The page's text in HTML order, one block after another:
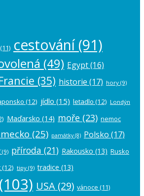
(11) cestování(91)
(49) Egypt(16)
(35) historie (17) hory (9)
(12) jídlo (15) letadlo (12) Londýn
Maďarsko (14) moře (23) nemoc
(25) památky(8) Polsko (17)
(9) příroda (21) Rakousko (13) Rusko
(12) tipy (9) tradice (13)
(103) USA (29) vánoce (11)